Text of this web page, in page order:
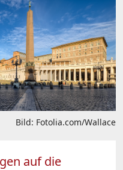
Bild: Fotolia.com/Wallace
auf die